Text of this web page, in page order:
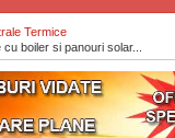
Termice
boiler si panouri solar...